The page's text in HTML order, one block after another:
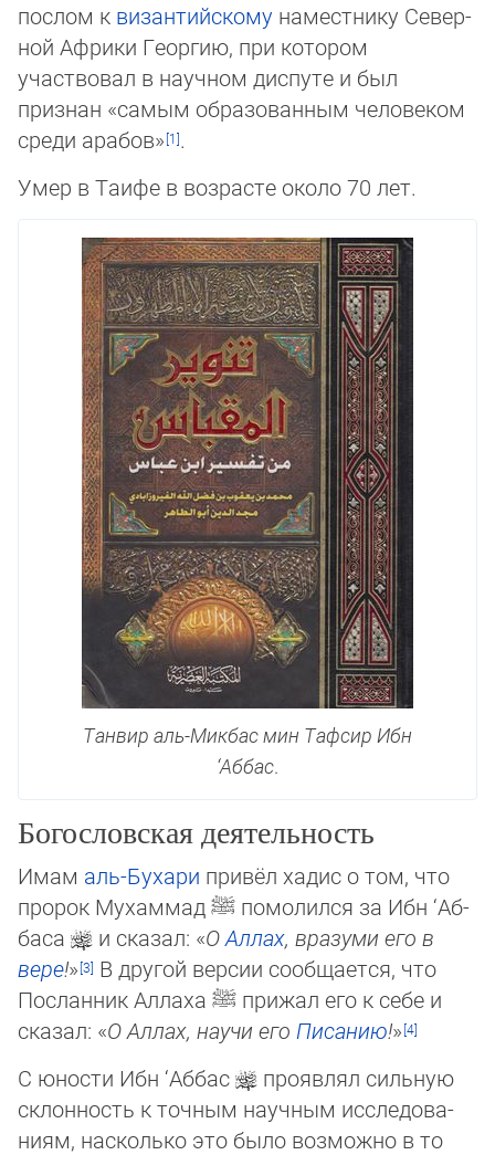
послом к византийскому наместнику Се­вер­
ной Африки Георгию, при котором
участвовал в научном диспуте и был
признан «са­мым образованным человеком
среди арабов»
.
Умер в Таифе в возрасте около 70 лет.
Танвир аль-Микбас мин Тафсир Ибн
‘Аббас.
Богословская деятельность
Имам аль-Бухари привёл хадис о том, что
пророк Мухаммад ﷺ помолился за Ибн ‘Аб­
ба­са
и сказал: «ОАллах, вразуми его в
вере!»
В другой версии сообщается, что
Пос­лан­ник Аллаха ﷺ прижал его к себе и
сказал: «О Аллах, научи его Писанию!»
С юности Ибн ‘Аббас
проявлял сильную
склонность к точным научным иссле­до­ва­
ни­ям, насколько это было возможно в то